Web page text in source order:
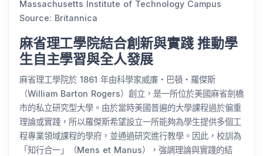
Massachusetts Institute of Technology Campus
Source: Britannica
麻省理工學院結合創新與實踐 推動學
生自主學習與全人發展
麻省理工學院於 1861 年由科學家威廉・巴頓・羅傑斯
（William Barton Rogers）創立，是一所位於美國麻省劍橋
市的私立研究型大學。由於當時美國普遍的大學課程過於偏重
理論或實踐，所以羅傑斯希望設立一所能夠為學生提供多個工
程專業領域課程的學府，並通過研究進行教學。因此，校訓為
「知行合一」（Mens et Manus），強調理論與實踐的結